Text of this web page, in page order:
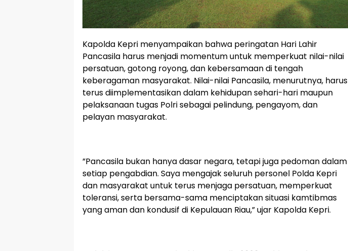
‎Kapolda Kepri menyampaikan bahwa peringatan Hari Lahir
Pancasila harus menjadi momentum untuk memperkuat nilai-nilai
persatuan, gotong royong, dan kebersamaan di tengah
keberagaman masyarakat. Nilai-nilai Pancasila, menurutnya, harus
terus diimplementasikan dalam kehidupan sehari-hari maupun
pelaksanaan tugas Polri sebagai pelindung, pengayom, dan
pelayan masyarakat.
‎”Pancasila bukan hanya dasar negara, tetapi juga pedoman dalam
setiap pengabdian. Saya mengajak seluruh personel Polda Kepri
dan masyarakat untuk terus menjaga persatuan, memperkuat
toleransi, serta bersama-sama menciptakan situasi kamtibmas
yang aman dan kondusif di Kepulauan Riau,” ujar Kapolda Kepri.